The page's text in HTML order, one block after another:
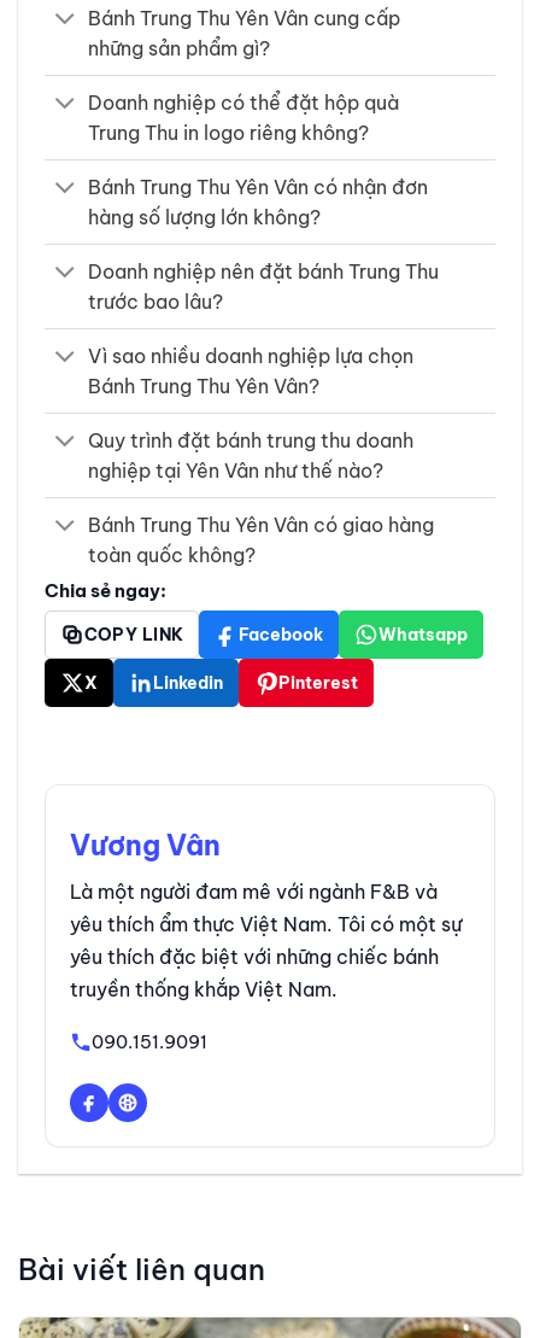
Bánh Trung Thu Yên Vân cung cấp
những sản phẩm gì?
Doanh nghiệp có thể đặt hộp quà
Trung Thu in logo riêng không?
Bánh Trung Thu Yên Vân có nhận đơn
hàng số lượng lớn không?
Doanh nghiệp nên đặt bánh Trung Thu
trước bao lâu?
Vì sao nhiều doanh nghiệp lựa chọn
Bánh Trung Thu Yên Vân?
Quy trình đặt bánh trung thu doanh
nghiệp tại Yên Vân như thế nào?
Bánh Trung Thu Yên Vân có giao hàng
toàn quốc không?
Chia sẻ ngay:
COPY LINK Facebook Whatsapp
X Linkedin Pinterest
Vương Vân
Là một người đam mê với ngành F&B và
yêu thích ẩm thực Việt Nam. Tôi có một sự
yêu thích đặc biệt với những chiếc bánh
truyền thống khắp Việt Nam.
090.151.9091
Bài viết liên quan